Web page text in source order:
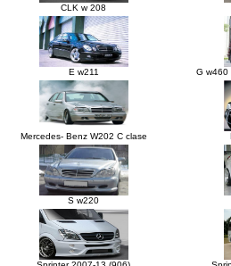
CLK w 208
E w211 G w460
Mercedes- Benz W202 C clase
S w220